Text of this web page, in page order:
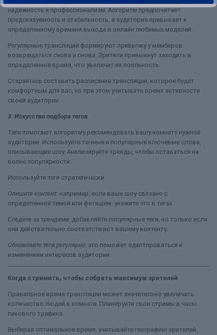
надежность и профессионализм. Алгоритм предпочитает
предсказуемость и стабильность, а аудитория привыкает к
определенному времени выхода в онлайн любимых моделей.
Регулярные трансляции формируют привычку у мемберов
возвращаться снова и снова. Зрители привыкнут заходить в
определенное время, что увеличит их лояльность.
Старайтесь составить расписание трансляций, которое будет
комфортным для вас, но при этом учитывать время активности
своей аудитории.
3. Искусство подбора тегов
Теги помогают алгоритму рекомендовать вашу комнату нужной
аудитории. Используйте точные и популярные ключевые слова,
описывающие шоу. Анализируйте тренды, чтобы оставаться на
волне популярности.
Используйте теги стратегически.
Опишите контент: например, если ваше шоу связано с
определенной темой или фетишем, укажите это в тегах.
Следите за трендами: добавляйте популярные теги, но только если
они действительно соответствуют вашему контенту.
Обновляйте теги регулярно: это поможет адаптироваться к
изменениям интересов аудитории.
Когда стримить, чтобы собрать максимум зрителей
Правильное время трансляции может значительно увеличить
количество людей в комнате. Планируйте свои стримы в часы
пикового трафика.
Выбирая оптимальное время, учитывайте географию зрителей,